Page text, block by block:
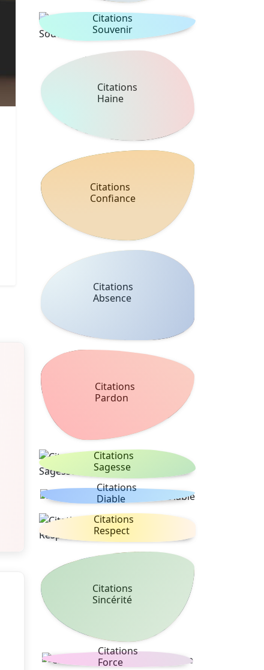
Citations
Souvenir
Citations
Haine
Citations
Confiance
Citations
Absence
Citations
Pardon
Citations
Sagesse
Citations
Diable
Citations
Respect
Citations
Sincérité
Citations
Force